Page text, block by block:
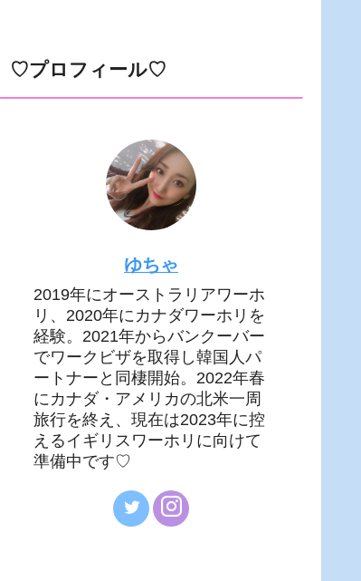
♡プロフィール♡
ゆちゃ
2019年にオーストラリアワーホ
リ、2020年にカナダワーホリを
経験。2021年からバンクーバー
でワークビザを取得し韓国人パ
ートナーと同棲開始。2022年春
にカナダ・アメリカの北米一周
旅行を終え、現在は2023年に控
えるイギリスワーホリに向けて
準備中です♡